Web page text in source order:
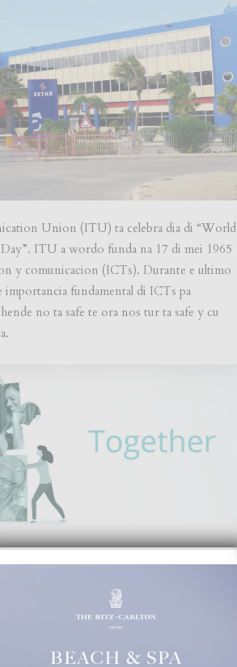
Union (ITU) ta celebra dia di “World
ITU a wordo funda na 17 di mei 1965
y comunicacion (ICTs). Durante e ultimo
importancia fundamental di ICTs pa
no ta safe te ora nos tur ta safe y cu
Goals (SDGs)”. Cu e tema aki,
ICTs cu ta premira un sociedad
ICTs ta acelera y haci
pa tur hende.